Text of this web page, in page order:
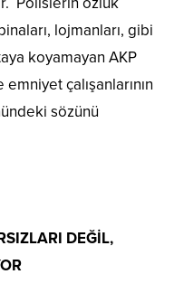
lojmanları, gibi
koyamayan AKP
çalışanlarının
sözünü
DEĞİL,